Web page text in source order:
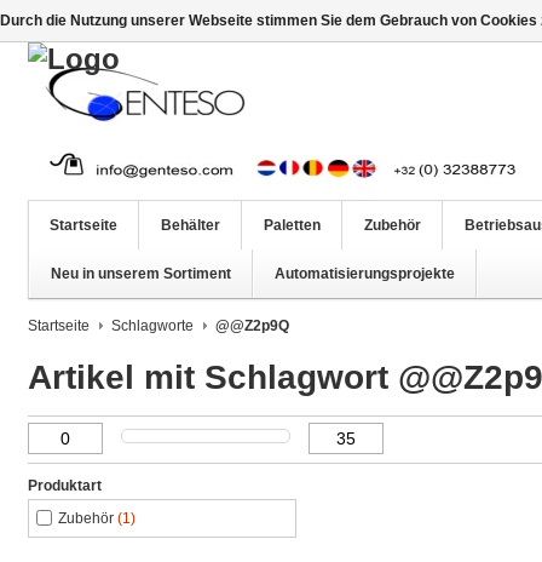
Startseite Behälter Paletten Zubehör
Neu in unserem Sortiment Automatisierungsprojekte
Startseite Schlagworte @@Z2p9Q
Artikel mit Schlagwort
Produktart
Zubehör (1)
Durch die Nutzung unserer Webseite stimmen Sie dem Gebrauch von